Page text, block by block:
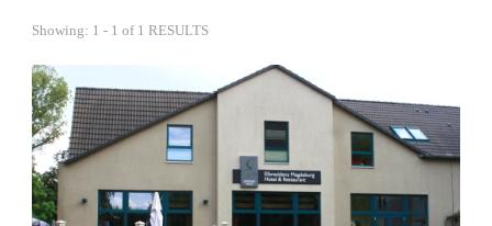
Showing: 1 - 1 of 1 RESULTS